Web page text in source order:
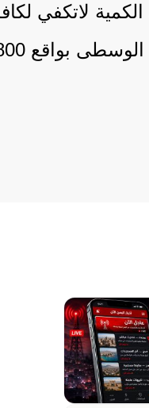
لاتكفي
في كل قاطرة.